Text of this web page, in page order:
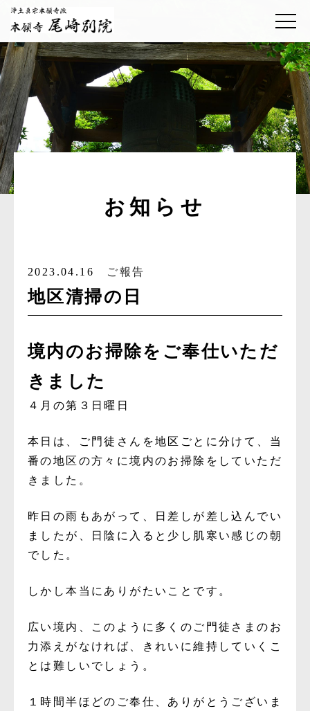
お知らせ
2023.04.16 ご報告
地区清掃の日
境内のお掃除をご奉仕いただ
きました
４月の第３日曜日
本日は、ご門徒さんを地区ごとに分けて、当
番の地区の方々に境内のお掃除をしていただ
きました。
昨日の雨もあがって、日差しが差し込んでい
ましたが、日陰に入ると少し肌寒い感じの朝
でした。
しかし本当にありがたいことです。
広い境内、このように多くのご門徒さまのお
力添えがなければ、きれいに維持していくこ
とは難しいでしょう。
１時間半ほどのご奉仕、ありがとうございま